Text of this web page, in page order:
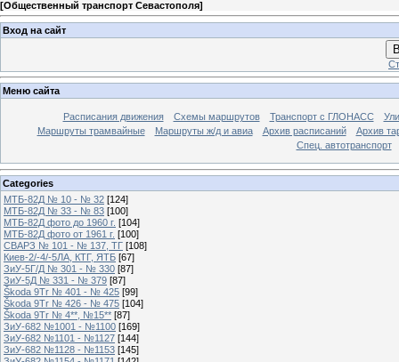
[Общественный транспорт Севастополя]
Вход на сайт
Меню сайта
Расписания движения Схемы маршрутов Транспорт с ГЛОНАСС
Маршруты трамвайные
Маршруты ж/д и авиа Архив расписаний
Архив
Спец. автотранспорт
Categories
МТБ-82Д № 10 - № 32 [124]
МТБ-82Д № 33 - № 83 [100]
МТБ-82Д фото до 1960 г. [104]
МТБ-82Д фото от 1961 г. [100]
СВАРЗ № 101 - № 137, ТГ [108]
Киев-2/-4/-5ЛА, КТГ, ЯТБ [67]
ЗиУ-5Г/Д № 301 - № 330 [87]
ЗиУ-5Д № 331 - № 379 [87]
Škoda 9Tr № 401 - № 425 [99]
Škoda 9Tr № 426 - № 475 [104]
Škoda 9Tr № 4**, №15** [87]
ЗиУ-682 №1001 - №1100 [169]
ЗиУ-682 №1101 - №1127 [144]
ЗиУ-682 №1128 - №1153 [145]